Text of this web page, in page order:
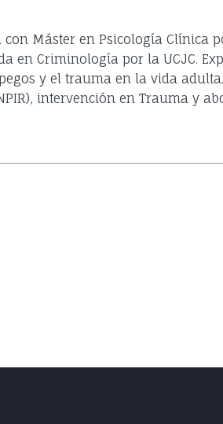
Máster en Psicología Clínica
en Criminología por la UCJC.
y el trauma en la vida
intervención en Trauma y